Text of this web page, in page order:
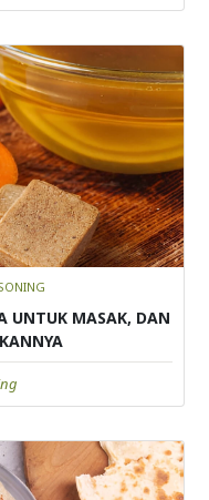
UNTUK MASAK, DAN